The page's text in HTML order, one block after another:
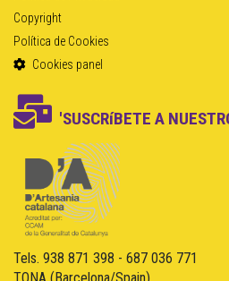
Copyright
Política de Cookies
Cookies panel
'SUSCRíBETE A
Tels. 938 871 398 - 687 036 771